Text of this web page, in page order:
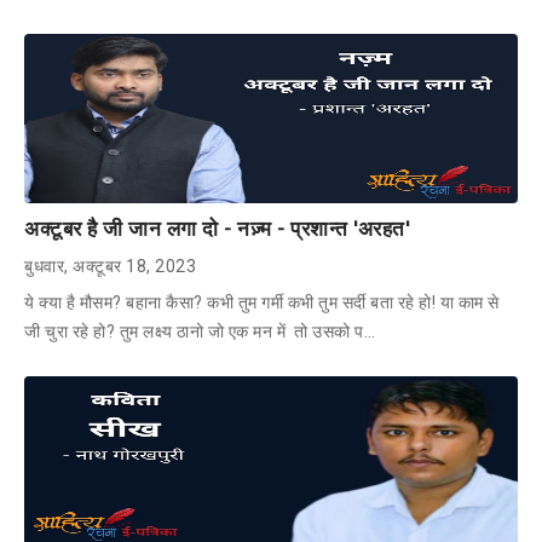
अक्टूबर है जी जान लगा दो - नज़्म - प्रशान्त 'अरहत'
बुधवार, अक्टूबर 18, 2023
ये क्या है मौसम? बहाना कैसा? कभी तुम गर्मी कभी तुम सर्दी बता रहे हो! या काम से
जी चुरा रहे हो? तुम लक्ष्य ठानो जो एक मन में तो उसको प…